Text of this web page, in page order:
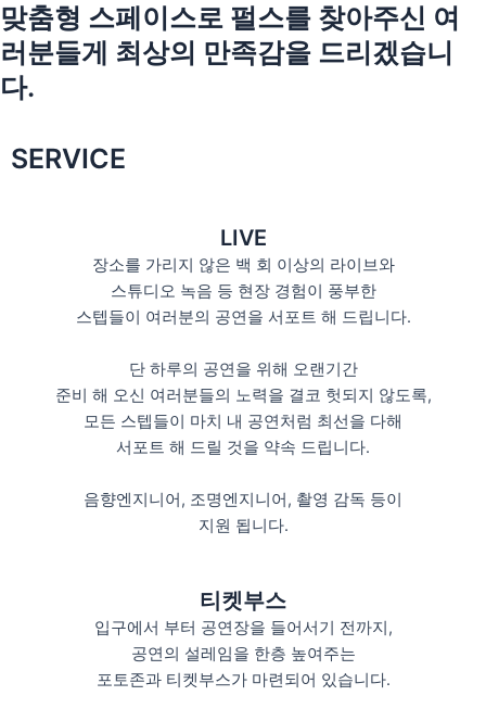
맞춤형 스페이스로 펄스를 찾아주신 여
러분들게 최상의 만족감을 드리겠습니
다.
SERVICE
LIVE
장소를 가리지 않은 백 회 이상의 라이브와
스튜디오 녹음 등 현장 경험이 풍부한
스텝들이 여러분의 공연을 서포트 해 드립니다.
단 하루의 공연을 위해 오랜기간
준비 해 오신 여러분들의 노력을 결코 헛되지 않도록,
모든 스텝들이 마치 내 공연처럼 최선을 다해
서포트 해 드릴 것을 약속 드립니다.
음향엔지니어, 조명엔지니어, 촬영 감독 등이
지원 됩니다.
티켓부스
입구에서 부터 공연장을 들어서기 전까지,
공연의 설레임을 한층 높여주는
포토존과 티켓부스가 마련되어 있습니다.